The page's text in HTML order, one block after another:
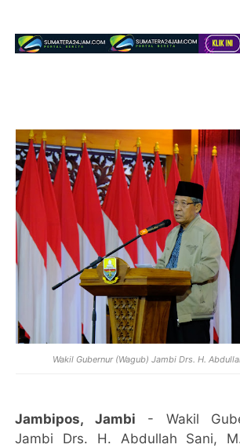
Wakil Gubernur (Wagub) Jambi Drs. H.
Jambipos, Jambi - Wakil
Jambi Drs. H. Abdullah Sani,